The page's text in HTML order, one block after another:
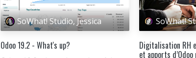
SoWhat! Studio, Jessica
Odoo 19.2 - What's up?
SoWhat!
Digitalisation RH
et apports